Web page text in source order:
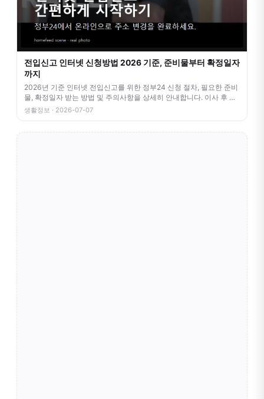
전입신고 인터넷 신청방법 2026 기준, 준비물부터 확정일자
까지
2026년 기준 인터넷 전입신고를 위한 정부24 신청 절차, 필요한 준비
물, 확정일자 받는 방법 및 주의사항을 상세히 안내합니다. 이사 후 번
거
생활정보 · 2026-07-07